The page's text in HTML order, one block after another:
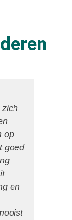
zich
op
goed
en